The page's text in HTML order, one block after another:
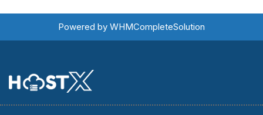
Powered by WHMCompleteSolution